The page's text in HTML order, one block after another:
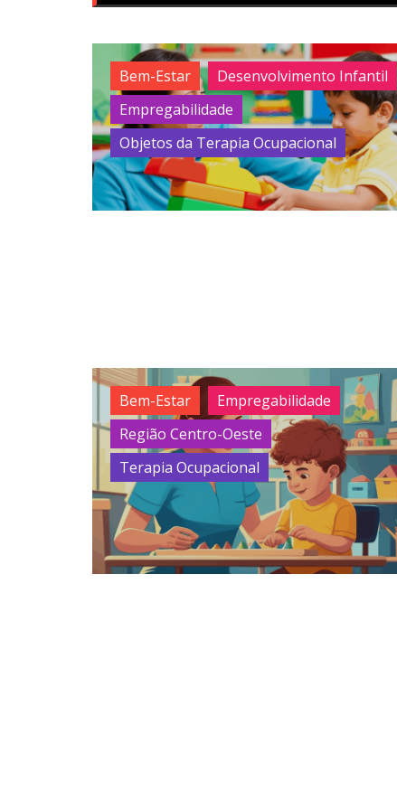
Bem-Estar
Desenvolvimento Infantil
Empregabilidade
Objetos da Terapia Ocupacional
Bem-Estar
Empregabilidade
Região Centro-Oeste
Terapia Ocupacional